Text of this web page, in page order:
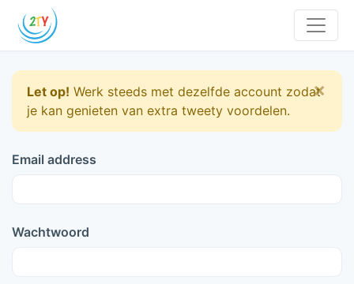
Let op! Werk steeds met dezelfde account zodat
je kan genieten van extra tweety voordelen.
×
Email address
Wachtwoord